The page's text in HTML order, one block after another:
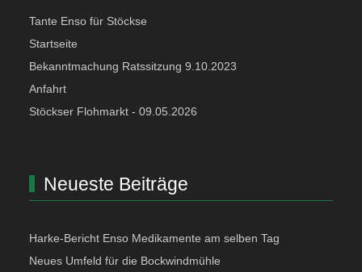
Tante Enso für Stöckse
Startseite
Bekanntmachung Ratssitzung 9.10.2023
Anfahrt
Stöckser Flohmarkt - 09.05.2026
Neueste Beiträge
Harke-Bericht Enso Medikamente am selben Tag
Neues Umfeld für die Bockwindmühle